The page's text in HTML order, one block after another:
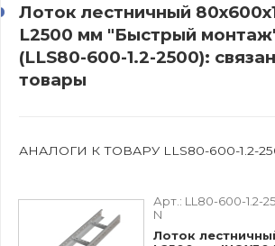
Лоток лестничный
L2500 мм "Быстрый
(LLS80-600-1.2-2500):
товары
АНАЛОГИ К ТОВАРУ LLS80-600-1.2-
Арт.: LL80-600-1.2-
N
Лоток